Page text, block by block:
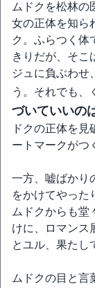
ムドクを松林の
女の正体を知ら
ク。ふらつく体
きりだが、そこ
ジュに負ぶわせ
う。それでも、
づいていいの
ドクの正体を
ートマークがつ
一方、嘘ばかり
をかけてやった
ムドクからも堂
けに、ロマンス
とユル、果たし
ムドクの目と言